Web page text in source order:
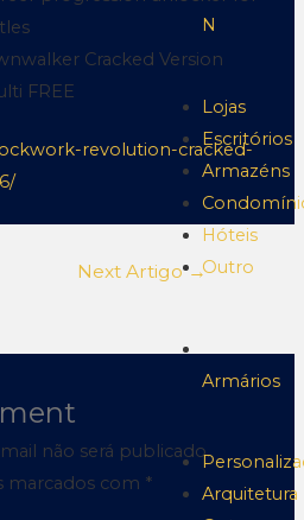
N
Lojas
Escritórios
Armazéns
Hóteis
Outro
Armários
Arquitetura
Cracked Version
FREE
revolution-cracked-
Next Artigo→
não será publicado.
marcados com *